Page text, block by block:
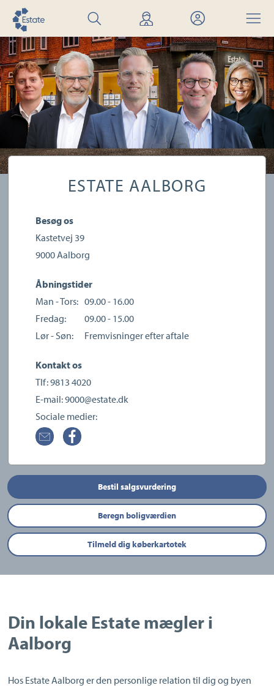
Søg
bolig
Find
mægler
Mit
Estate
Menu
ESTATE AALBORG
Besøg os
Kastetvej 39
9000Aalborg
Åbningstider
Man - Tors: 09.00 - 16.00
Fredag:
09.00 - 15.00
Lør - Søn:
Fremvisninger efter aftale
Kontakt os
Tlf:9813 4020
E-mail:9000@estate.dk
Sociale medier:
Bestil salgsvurdering
Beregn boligværdien
Tilmeld dig køberkartotek
Din lokale Estate mægler i
Aalborg
Hos Estate Aalborg er den personlige relation til dig og byen